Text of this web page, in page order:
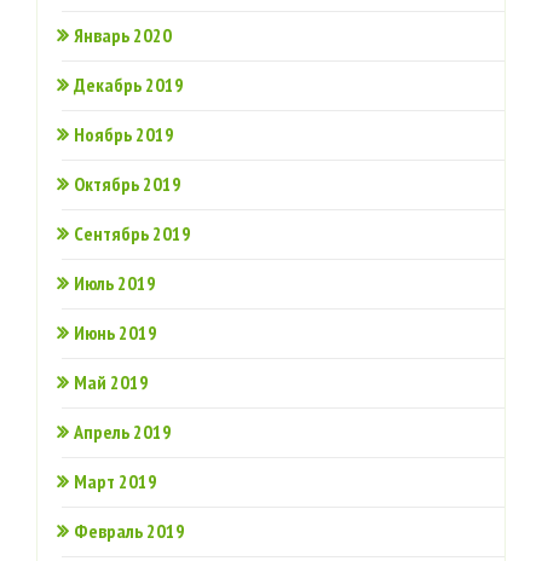
Январь 2020
Декабрь 2019
Ноябрь 2019
Октябрь 2019
Сентябрь 2019
Июль 2019
Июнь 2019
Май 2019
Апрель 2019
Март 2019
Февраль 2019